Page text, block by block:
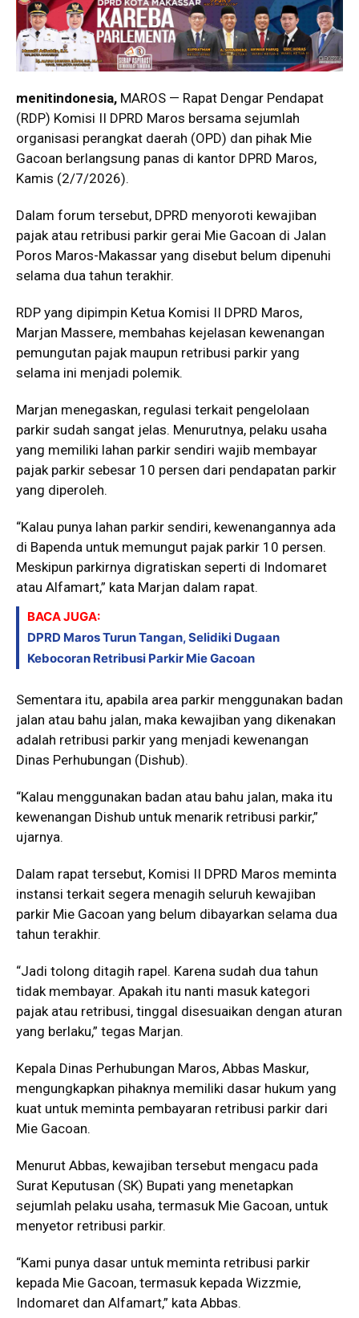
menitindonesia, MAROS — Rapat Dengar Pendapat
(RDP) Komisi II DPRD Maros bersama sejumlah
organisasi perangkat daerah (OPD) dan pihak Mie
Gacoan berlangsung panas di kantor DPRD Maros,
Kamis (2/7/2026).
Dalam forum tersebut, DPRD menyoroti kewajiban
pajak atau retribusi parkir gerai Mie Gacoan di Jalan
Poros Maros-Makassar yang disebut belum dipenuhi
selama dua tahun terakhir.
RDP yang dipimpin Ketua Komisi II DPRD Maros,
Marjan Massere, membahas kejelasan kewenangan
pemungutan pajak maupun retribusi parkir yang
selama ini menjadi polemik.
Marjan menegaskan, regulasi terkait pengelolaan
parkir sudah sangat jelas. Menurutnya, pelaku usaha
yang memiliki lahan parkir sendiri wajib membayar
pajak parkir sebesar 10 persen dari pendapatan parkir
yang diperoleh.
“Kalau punya lahan parkir sendiri, kewenangannya ada
di Bapenda untuk memungut pajak parkir 10 persen.
Meskipun parkirnya digratiskan seperti di Indomaret
atau Alfamart,” kata Marjan dalam rapat.
BACA JUGA:
DPRD Maros Turun Tangan, Selidiki Dugaan
Kebocoran Retribusi Parkir Mie Gacoan
Sementara itu, apabila area parkir menggunakan badan
jalan atau bahu jalan, maka kewajiban yang dikenakan
adalah retribusi parkir yang menjadi kewenangan
Dinas Perhubungan (Dishub).
“Kalau menggunakan badan atau bahu jalan, maka itu
kewenangan Dishub untuk menarik retribusi parkir,”
ujarnya.
Dalam rapat tersebut, Komisi II DPRD Maros meminta
instansi terkait segera menagih seluruh kewajiban
parkir Mie Gacoan yang belum dibayarkan selama dua
tahun terakhir.
“Jadi tolong ditagih rapel. Karena sudah dua tahun
tidak membayar. Apakah itu nanti masuk kategori
pajak atau retribusi, tinggal disesuaikan dengan aturan
yang berlaku,” tegas Marjan.
Kepala Dinas Perhubungan Maros, Abbas Maskur,
mengungkapkan pihaknya memiliki dasar hukum yang
kuat untuk meminta pembayaran retribusi parkir dari
Mie Gacoan.
Menurut Abbas, kewajiban tersebut mengacu pada
Surat Keputusan (SK) Bupati yang menetapkan
sejumlah pelaku usaha, termasuk Mie Gacoan, untuk
menyetor retribusi parkir.
“Kami punya dasar untuk meminta retribusi parkir
kepada Mie Gacoan, termasuk kepada Wizzmie,
Indomaret dan Alfamart,” kata Abbas.